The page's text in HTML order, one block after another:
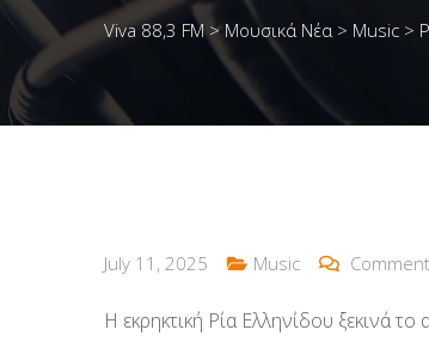
Viva 88,3 FM> Μουσικά Νέα > Music >
July 11, 2025 Music
Η εκρηκτική Ρία Ελληνίδου ξεκινά